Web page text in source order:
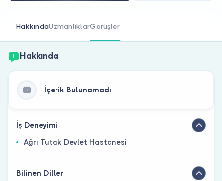
HakkındaUzmanlıklarGörüşler
Hakkında
İçerik Bulunamadı
İş Deneyimi
Ağrı Tutak Devlet Hastanesi
Bilinen Diller